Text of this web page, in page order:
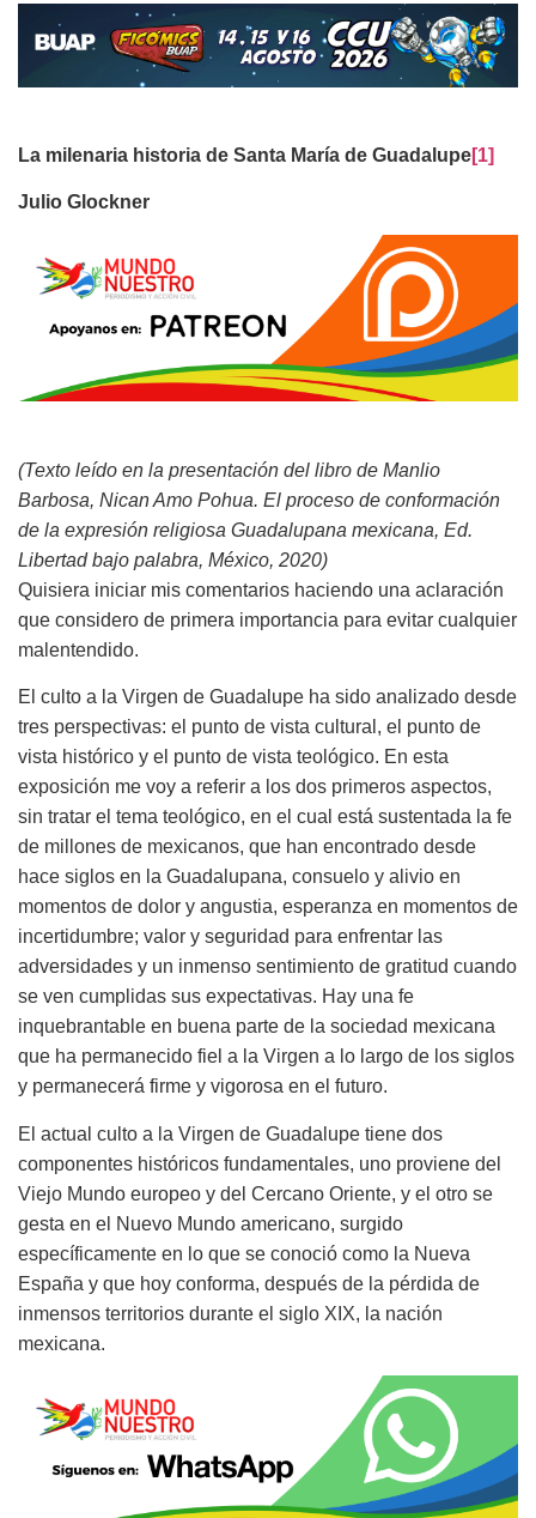
La milenaria historia de Santa María de Guadalupe[1]
Julio Glockner
(Texto leído en la presentación del libro de Manlio
Barbosa, Nican Amo Pohua. El proceso de conformación
de la expresión religiosa Guadalupana mexicana, Ed.
Libertad bajo palabra, México, 2020)
Quisiera iniciar mis comentarios haciendo una aclaración
que considero de primera importancia para evitar cualquier
malentendido.
El culto a la Virgen de Guadalupe ha sido analizado desde
tres perspectivas: el punto de vista cultural, el punto de
vista histórico y el punto de vista teológico. En esta
exposición me voy a referir a los dos primeros aspectos,
sin tratar el tema teológico, en el cual está sustentada la fe
de millones de mexicanos, que han encontrado desde
hace siglos en la Guadalupana, consuelo y alivio en
momentos de dolor y angustia, esperanza en momentos de
incertidumbre; valor y seguridad para enfrentar las
adversidades y un inmenso sentimiento de gratitud cuando
se ven cumplidas sus expectativas. Hay una fe
inquebrantable en buena parte de la sociedad mexicana
que ha permanecido fiel a la Virgen a lo largo de los siglos
y permanecerá firme y vigorosa en el futuro.
El actual culto a la Virgen de Guadalupe tiene dos
componentes históricos fundamentales, uno proviene del
Viejo Mundo europeo y del Cercano Oriente, y el otro se
gesta en el Nuevo Mundo americano, surgido
específicamente en lo que se conoció como la Nueva
España y que hoy conforma, después de la pérdida de
inmensos territorios durante el siglo XIX, la nación
mexicana.